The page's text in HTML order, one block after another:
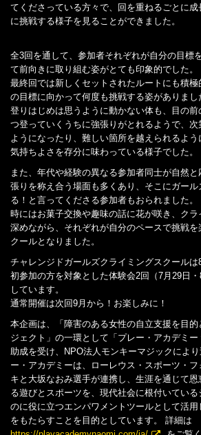
てくださっている方々で、回を重ねるごとに
に挑戦する様子を見ることができました。
全3回を通して、参加者それぞれが自分の目標
て前向きに取り組む姿がとても印象的でした。
最終回では新しくセットされたルートにも積
の目標に向かって何度も挑戦する姿がありまし
登りはじめは思うように動かない体も、目の
つ登っていくうちに強張りがとれるようで、次
ようになったり、難しい箇所を越えられるよ
気持ちよさを存分に味わっている様子でした。
また、年代や経験の異なる参加者同士が自然
張りを称え合う場面も多くあり、そこにガー
る！と言ってくださる参加者もおられました。
時にはお菓子交換や趣味の話に花が咲き、ク
深めながら、それぞれが自分のペースで挑戦
クールとなりました。
チャレンジドガールズクライミングスクールは
初参加の方を対象とした体験会2回（7月29日
しています。
通常開催は次回9月から！お楽しみに！
本企画は、「障害のある女性の自立支援を目
ジェクト」の一環として「プレー・アカデミ
助成を受け、NPO法人モンキーマジックによ
ー・アカデミーは、ローレウス・スポーツ・
キと大坂なおみ選手が連携し、生涯を通じて
る遊びとスポーツを、現代社会に根付いてい
のに役に立つエンパワメントツールとして活
をもたらすことを目的としています。 詳細は